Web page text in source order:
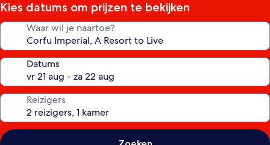
Kies datums om prijzen te bekijken
Waar wil je naartoe?
Datums
Reizigers